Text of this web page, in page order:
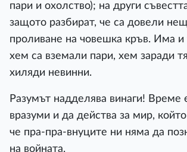
пари и охолство); на други
защото разбират, че са довели
проливане на човешка кръв. Има и
хем са вземали пари, хем заради
хиляди невинни.
Разумът надделява винаги! Време
вразуми и да действа за мир,
че пра-пра-внуците ни няма да
на войната.